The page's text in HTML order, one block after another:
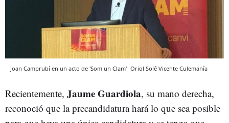
Joan Camprubí en un acto de 'Som un Clam' Oriol Solé Vicente Culemanía
Recientemente, Jaume Guardiola, su mano derecha,
reconoció que la precandidatura hará lo que sea posible